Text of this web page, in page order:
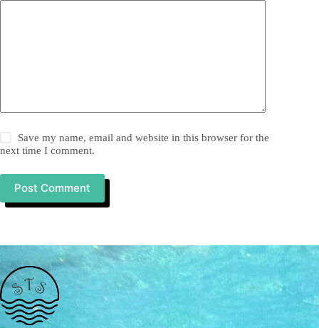
Save my name, email and website in this browser for the
next time I comment.
Post Comment